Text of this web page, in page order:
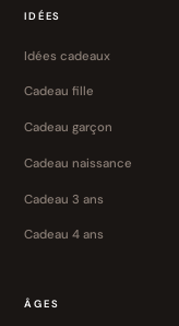
IDÉES
Idées cadeaux
Cadeau fille
Cadeau garçon
Cadeau naissance
Cadeau 3 ans
Cadeau 4 ans
ÂGES